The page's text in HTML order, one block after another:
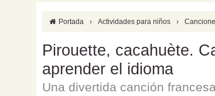
Portada › Actividades para niños ›
Pirouette, cacahuète.
aprender el idioma
Una divertida canción